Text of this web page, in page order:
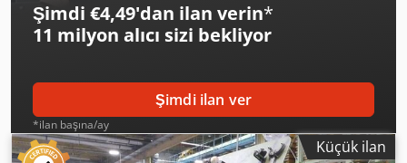
Şimdi €4,49'dan ilan verin*
11 milyon alıcı sizi bekliyor
Şimdi ilan ver
*ilan başına/ay
Küçük ilan